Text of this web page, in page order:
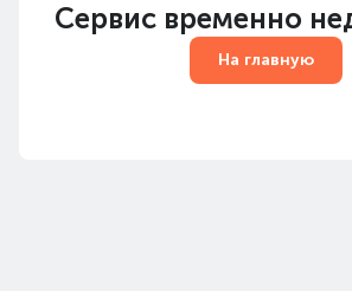
Сервис временно
На главную